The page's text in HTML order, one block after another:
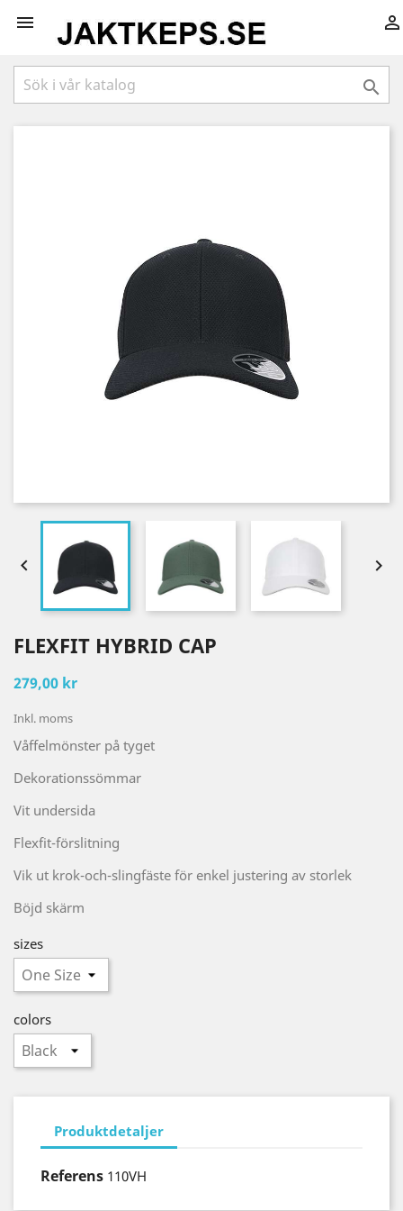
 

 
FLEXFIT HYBRID CAP
279,00 kr
Inkl. moms
Våffelmönster på tyget
Dekorationssömmar
Vit undersida
Flexfit-förslitning
Vik ut krok-och-slingfäste för enkel justering av storlek
Böjd skärm
sizes
colors
Produktdetaljer
Referens 110VH